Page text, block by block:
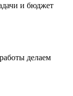
и бюджет
делаем